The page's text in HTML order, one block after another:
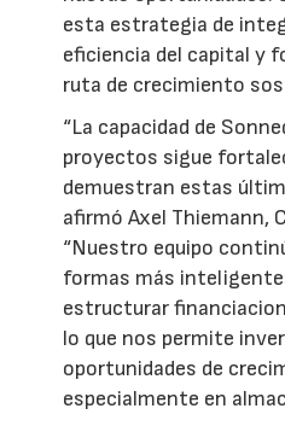
esta estrategia de
eficiencia del capital y
ruta de crecimiento
“La capacidad de
proyectos sigue
demuestran estas
afirmó Axel Thiemann,
“Nuestro equipo
formas más
estructurar
lo que nos permite
oportunidades de
especialmente en